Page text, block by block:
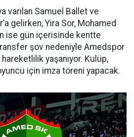
varılan Samuel Ballet ve
gelirken, Yira Sor, Mohamed
ise gün içerisinde kentte
şov nedeniyle Amedspor
yaşanıyor. Kulüp,
için imza töreni yapacak.